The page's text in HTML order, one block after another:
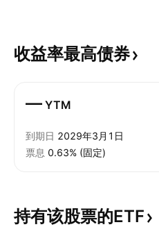
收益率最高债券
— YTM
到期日 2029年3月1日
票息 0.63% (固定)
持有该股票的ETF